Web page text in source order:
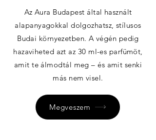
Az Aura Budapest által használt
alapanyagokkal dolgozhatsz, stílusos
Budai környezetben. A végén pedig
hazaviheted azt az 30 ml-es parfümöt,
amit te álmodtál meg – és amit senki
más nem visel.
Megveszem